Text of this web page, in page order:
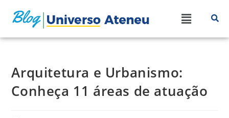
Arquitetura e Urbanismo:
Conheça 11 áreas de atuação